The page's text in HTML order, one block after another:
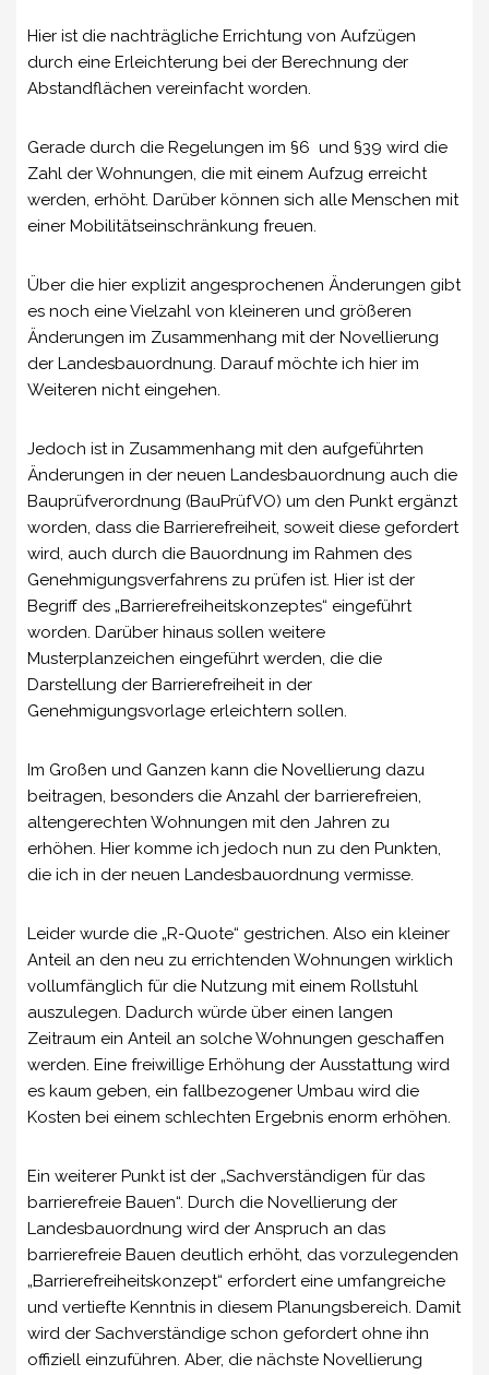
Hier ist die nachträgliche Errichtung von Aufzügen
durch eine Erleichterung bei der Berechnung der
Abstandflächen vereinfacht worden.
Gerade durch die Regelungen im §6 und §39 wird die
Zahl der Wohnungen, die mit einem Aufzug erreicht
werden, erhöht. Darüber können sich alle Menschen mit
einer Mobilitätseinschränkung freuen.
Über die hier explizit angesprochenen Änderungen gibt
es noch eine Vielzahl von kleineren und größeren
Änderungen im Zusammenhang mit der Novellierung
der Landesbauordnung. Darauf möchte ich hier im
Weiteren nicht eingehen.
Jedoch ist in Zusammenhang mit den aufgeführten
Änderungen in der neuen Landesbauordnung auch die
Bauprüfverordnung (BauPrüfVO) um den Punkt ergänzt
worden, dass die Barrierefreiheit, soweit diese gefordert
wird, auch durch die Bauordnung im Rahmen des
Genehmigungsverfahrens zu prüfen ist. Hier ist der
Begriff des „Barrierefreiheitskonzeptes“ eingeführt
worden. Darüber hinaus sollen weitere
Musterplanzeichen eingeführt werden, die die
Darstellung der Barrierefreiheit in der
Genehmigungsvorlage erleichtern sollen.
Im Großen und Ganzen kann die Novellierung dazu
beitragen, besonders die Anzahl der barrierefreien,
altengerechten Wohnungen mit den Jahren zu
erhöhen. Hier komme ich jedoch nun zu den Punkten,
die ich in der neuen Landesbauordnung vermisse.
Leider wurde die „R-Quote“ gestrichen. Also ein kleiner
Anteil an den neu zu errichtenden Wohnungen wirklich
vollumfänglich für die Nutzung mit einem Rollstuhl
auszulegen. Dadurch würde über einen langen
Zeitraum ein Anteil an solche Wohnungen geschaffen
werden. Eine freiwillige Erhöhung der Ausstattung wird
es kaum geben, ein fallbezogener Umbau wird die
Kosten bei einem schlechten Ergebnis enorm erhöhen.
Ein weiterer Punkt ist der „Sachverständigen für das
barrierefreie Bauen“. Durch die Novellierung der
Landesbauordnung wird der Anspruch an das
barrierefreie Bauen deutlich erhöht, das vorzulegenden
„Barrierefreiheitskonzept“ erfordert eine umfangreiche
und vertiefte Kenntnis in diesem Planungsbereich. Damit
wird der Sachverständige schon gefordert ohne ihn
offiziell einzuführen. Aber, die nächste Novellierung